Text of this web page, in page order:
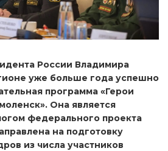
России Владимира
уже больше года успешно
программа «Герои
Она является
федерального проекта
на подготовку
из числа участников